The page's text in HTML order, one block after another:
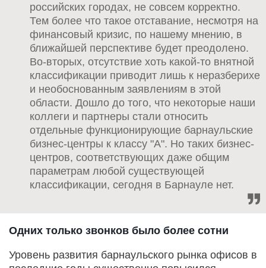
российских городах, не совсем корректно.
Тем более что такое отставание, несмотря на
финансовый кризис, по нашему мнению, в
ближайшей перспективе будет преодолено.
Во-вторых, отсутствие хоть какой-то внятной
классификации приводит лишь к неразберихе
и необоснованным заявлениям в этой
области. Дошло до того, что некоторые наши
коллеги и партнеры стали относить
отдельные функционирующие барнаульские
бизнес-центры к классу "А". Но таких бизнес-
центров, соответствующих даже общим
параметрам любой существующей
классификации, сегодня в Барнауле нет.
Одних только звонков было более сотни
Уровень развития барнаульского рынка офисов в